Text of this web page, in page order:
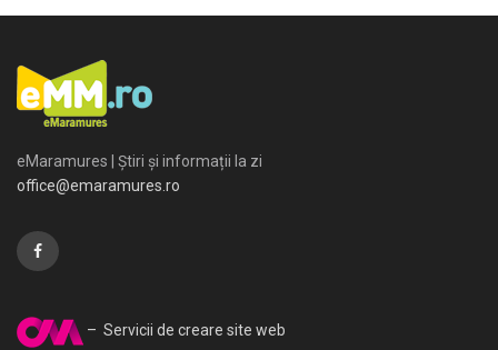
eMaramures | Știri și informații la zi
office@emaramures.ro
– Servicii de creare site web